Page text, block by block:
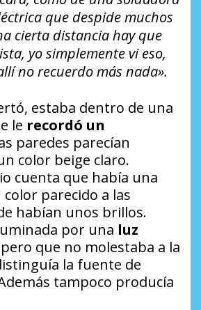
que despide muchos
cierta distancia hay que
yo simplemente vi eso,
no recuerdo más nada».
estaba dentro de una
le recordó un
paredes parecían
color beige claro.
cuenta que había una
parecido a las
habían unos brillos.
por una luz
que no molestaba a la
la fuente de
tampoco producía